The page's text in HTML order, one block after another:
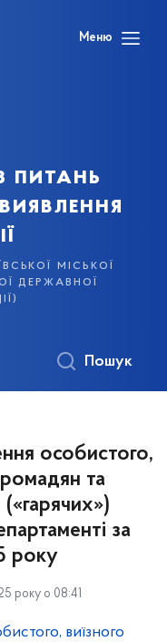
Меню
питань
міської
державної
Пошук
особистого,
та
за
року
року о 08:41
виїзного